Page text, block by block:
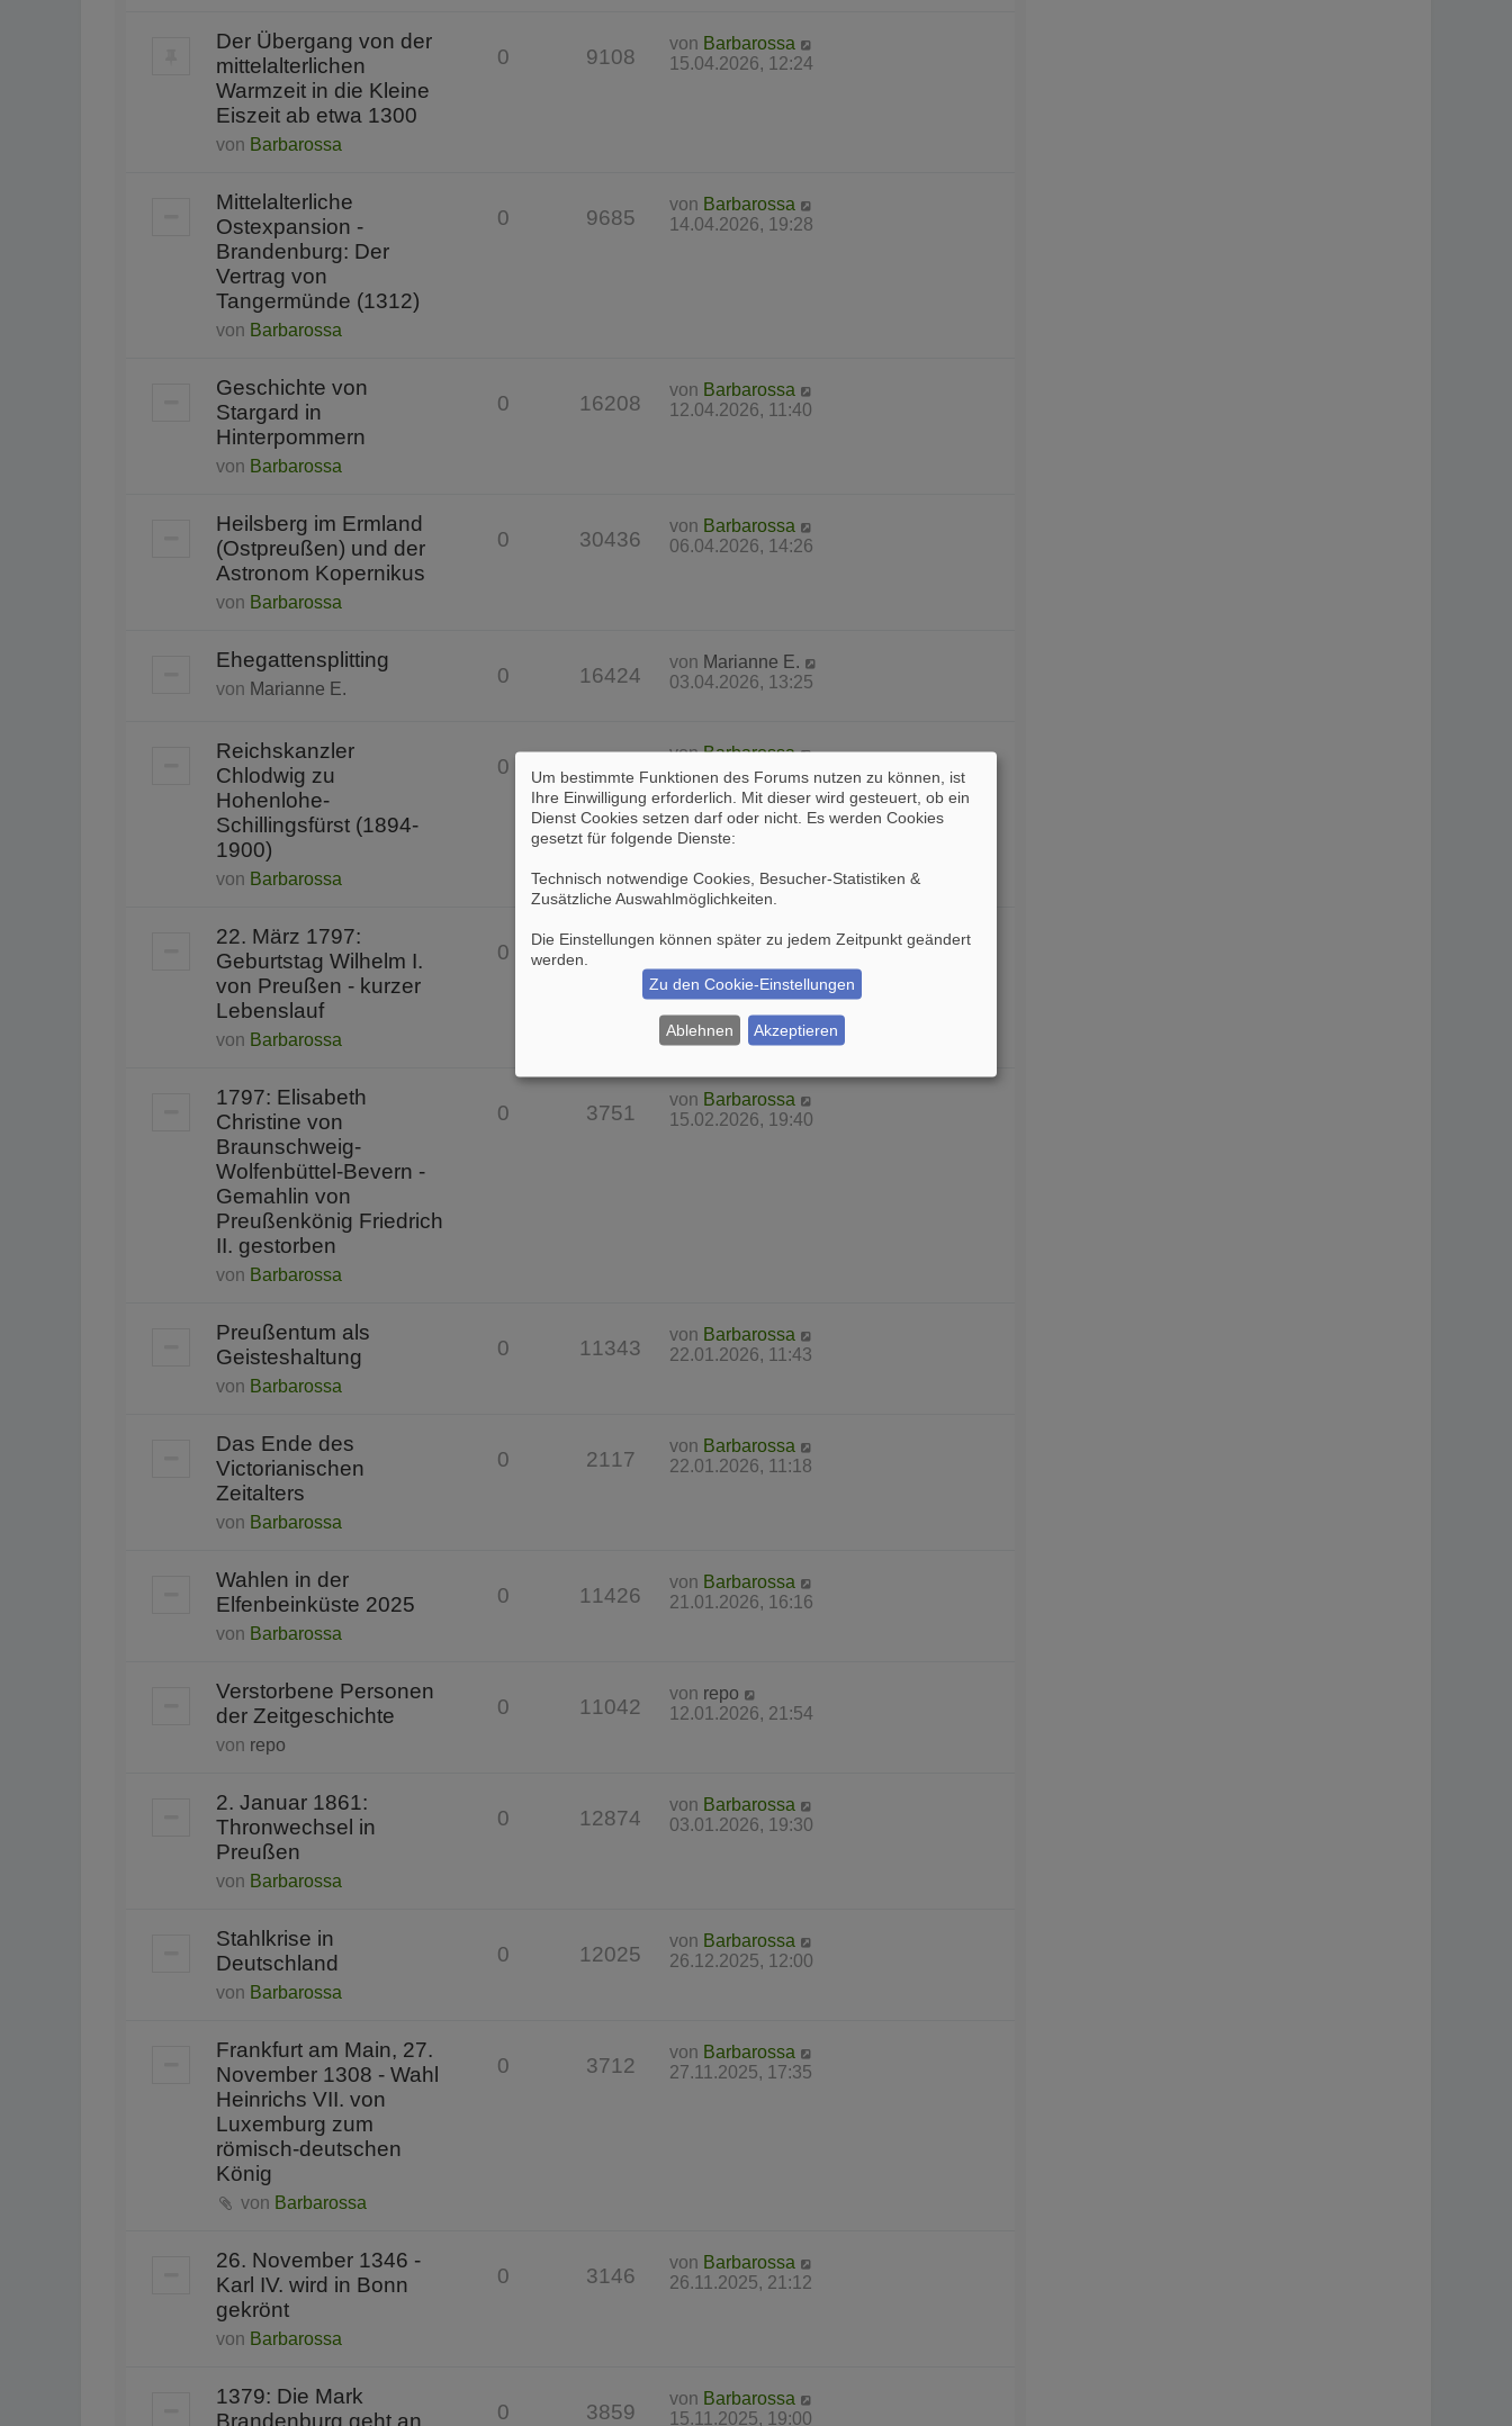
Der Übergang von der
mittelalterlichen
Warmzeit in die Kleine
Eiszeit ab etwa 1300
von Barbarossa
0 9108
von Barbarossa
15.04.2026, 12:24
Mittelalterliche
Ostexpansion -
Brandenburg: Der
Vertrag von
Tangermünde (1312)
von Barbarossa
0 9685
von Barbarossa
14.04.2026, 19:28
Geschichte von
Stargard in
Hinterpommern
von Barbarossa
0 16208
von Barbarossa
12.04.2026, 11:40
Heilsberg im Ermland
(Ostpreußen) und der
Astronom Kopernikus
von Barbarossa
0 30436
von Barbarossa
06.04.2026, 14:26
Ehegattensplitting
von Marianne E.
0 16424
von Marianne E.
03.04.2026, 13:25
Reichskanzler
Chlodwig zu
Hohenlohe-
Schillingsfürst (1894-
1900)
von Barbarossa
0 37571
vonBarbarossa
31.03.2026, 17:23
22. März 1797:
Geburtstag Wilhelm I.
von Preußen - kurzer
Lebenslauf
von Barbarossa
0 7646
vonBarbarossa
1797: Elisabeth
Christine von
Braunschweig-
Wolfenbüttel-Bevern -
Gemahlin von
Preußenkönig Friedrich
II. gestorben
von Barbarossa
0 3751
von Barbarossa
15.02.2026, 19:40
Preußentum als
Geisteshaltung
von Barbarossa
0 11343
von Barbarossa
22.01.2026, 11:43
Das Ende des
Victorianischen
Zeitalters
von Barbarossa
0 2117
von Barbarossa
22.01.2026, 11:18
Wahlen in der
Elfenbeinküste 2025
von Barbarossa
0 11426
von Barbarossa
21.01.2026, 16:16
Verstorbene Personen
der Zeitgeschichte
von repo
0 11042
von repo
12.01.2026, 21:54
2. Januar 1861:
Thronwechsel in
Preußen
von Barbarossa
0 12874
von Barbarossa
03.01.2026, 19:30
Stahlkrise in
Deutschland
von Barbarossa
0 12025
von Barbarossa
26.12.2025, 12:00
Frankfurt am Main, 27.
November 1308 - Wahl
Heinrichs VII. von
Luxemburg zum
römisch-deutschen
König
von Barbarossa
0 3712
von Barbarossa
27.11.2025, 17:35
26. November 1346 -
Karl IV. wird in Bonn
gekrönt
von Barbarossa
0 3146
von Barbarossa
26.11.2025, 21:12
1379: Die Mark
Brandenburg geht an
0 3859
von Barbarossa
15.11.2025, 19:00
Um bestimmte Funktionen des Forums nutzen zu können, ist
Ihre Einwilligung erforderlich. Mit dieser wird gesteuert, ob ein
Dienst Cookies setzen darf oder nicht. Es werden Cookies
gesetzt für folgende Dienste:
Technisch notwendige Cookies, Besucher-Statistiken &
Zusätzliche Auswahlmöglichkeiten
Die Einstellungen können später zu jedem Zeitpunkt geändert
werden.
Zu den Cookie-Einstellungen
Ablehnen Akzeptieren